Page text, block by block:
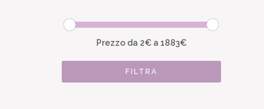
Prezzo da 2€ a 1883€
FILTRA